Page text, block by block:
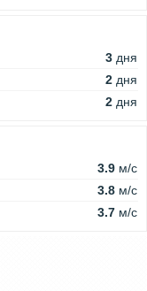
3 дня
2 дня
2 дня
3.9 м/c
3.8 м/c
3.7 м/c